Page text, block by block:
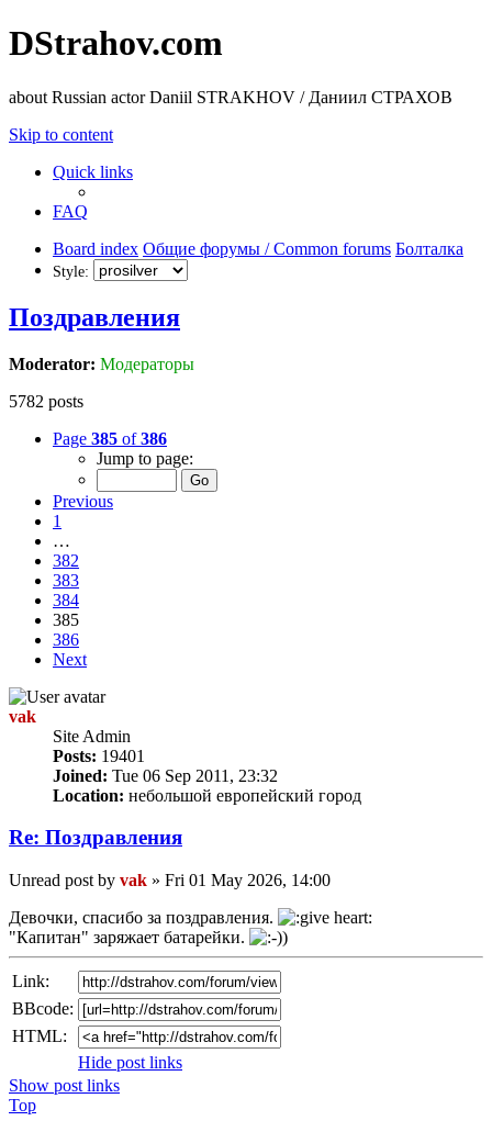
DStrahov.com
about Russian actor Daniil STRAKHOV / Даниил СТРАХОВ
Skip to content
Quick links
FAQ
Board index Общие форумы / Common forums Болталка
Style:
Поздравлeния
Moderator: Модераторы
5782 posts
Page 385 of386
Jump to page:
Previous
1
…
382
383
384
385
386
Next
vak
Site Admin
Posts: 19401
Joined: Tue 06 Sep 2011, 23:32
Location: небольшой европейский город
Re: Поздравлeния
Unread post by vak » Fri 01 May 2026, 14:00
Девочки, спасибо за поздравления.
"Капитан" заряжает батарейки.
Link:
BBcode:
HTML:
Hide post links
Show post links
Top